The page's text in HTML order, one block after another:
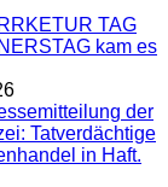
TAG
kam es
der
Tatverdächtige
in Haft.